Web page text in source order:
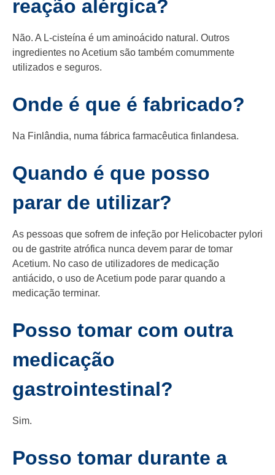
reação alérgica?
Não. A L-cisteína é um aminoácido natural. Outros
ingredientes no Acetium são também comummente
utilizados e seguros.
Onde é que é fabricado?
Na Finlândia, numa fábrica farmacêutica finlandesa.
Quando é que posso
parar de utilizar?
As pessoas que sofrem de infeção por Helicobacter pylori
ou de gastrite atrófica nunca devem parar de tomar
Acetium. No caso de utilizadores de medicação
antiácido, o uso de Acetium pode parar quando a
medicação terminar.
Posso tomar com outra
medicação
gastrointestinal?
Sim.
Posso tomar durante a